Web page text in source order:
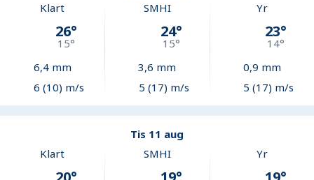
Klart
26°
15°
6,4mm
6 (10) m/s
SMHI
24°
15°
3,6 mm
5 (17) m/s
Yr
23°
14°
0,9 mm
5 (17) m/s
Tis 11 aug
Klart
SMHI Yr